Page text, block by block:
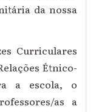
da nossa
Curriculares
Étnico-
a escola, o
as a